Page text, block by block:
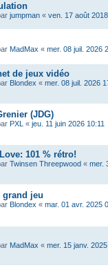
jumpman « ven. 17 août
MadMax « mer. 08 juil. 2026
de jeux vidéo
Blondex « mer. 08 juil. 2026
(JDG)
PXL « jeu. 11 juin 2026 10:11
101 % rétro!
Twinsen Threepwood « mer.
grand jeu
Blondex « mar. 01 avr. 2025
MadMax « mer. 15 janv.